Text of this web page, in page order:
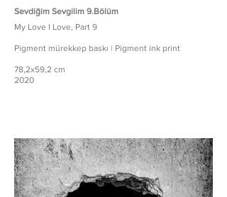
Sevdiğim Sevgilim 9.Bölüm
My Love I Love, Part 9
Pigment mürekkep baskı | Pigment ink print
78,2x59,2 cm
2020